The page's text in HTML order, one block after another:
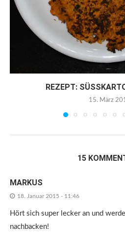
REZEPT:
15. März
15
MARKUS
18. Januar 2015 - 11:46
Hört sich super lecker an und werde
nachbacken!